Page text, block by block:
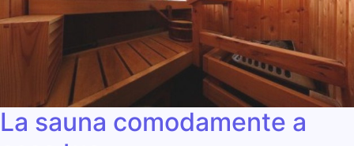
La sauna comodamente a